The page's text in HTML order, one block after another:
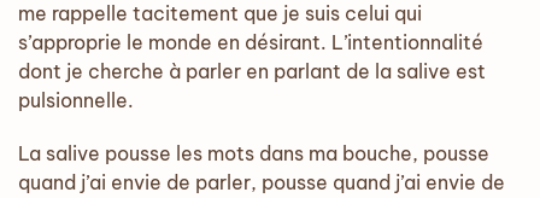
me rappelle tacitement que je suis celui qui
s’approprie le monde en désirant. L’intentionnalité
dont je cherche à parler en parlant de la salive est
pulsionnelle.
La salive pousse les mots dans ma bouche, pousse
quand j’ai envie de parler, pousse quand j’ai envie de